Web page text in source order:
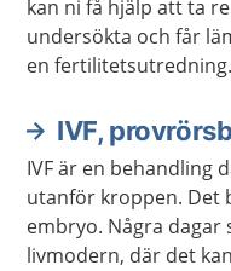
kan ni få hjälp att ta
undersökta och får
en
IVF,
IVF är en behandling
utanför kroppen. Det
embryo. Några
livmodern, där det